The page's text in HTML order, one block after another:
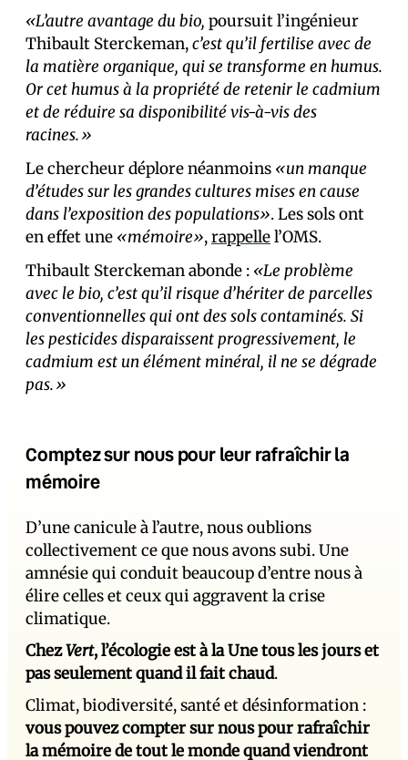
«L’autre avantage du bio, poursuit l’ingénieur
Thibault Sterckeman,c’est qu’il fertilise avec de
la matière organique, qui se transforme en humus.
Or cet humus à la propriété de retenir le cadmium
et de réduire sa disponibilité vis-à-vis des
racines.»
Le chercheur déplore néanmoins «un manque
d’études sur les grandes cultures mises en cause
dans l’exposition des populations». Les sols ont
en effet une «mémoire»,rappellel’OMS.
Thibault Sterckeman abonde : «Le problème
avec le bio, c’est qu’il risque d’hériter de parcelles
conventionnelles qui ont des sols contaminés. Si
les pesticides disparaissent progressivement, le
cadmium est un élément minéral, il ne se dégrade
pas.»
Comptez sur nous pour leur rafraîchir la
mémoire
D’une canicule à l’autre, nous oublions
collectivement ce que nous avons subi. Une
amnésie qui conduit beaucoup d’entre nous à
élire celles et ceux qui aggravent la crise
climatique.
ChezVert, l’écologie est à la Une tous les jours et
pas seulement quand il fait chaud.
Climat, biodiversité, santé et désinformation :
vous pouvez compter sur nous pour rafraîchir
la mémoire de tout le monde quand viendront